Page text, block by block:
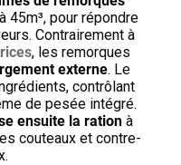
45m³, pour répondre
Contrairement à
, les remorques
externe. Le
contrôlant
de pesée intégré.
ensuite la rationà
couteaux et contre-